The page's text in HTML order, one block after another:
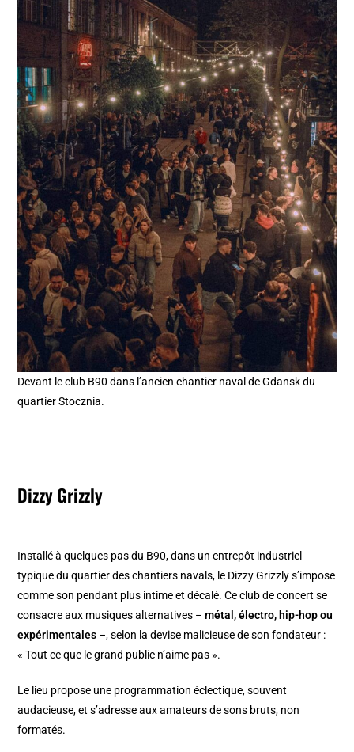
Devant le club B90 dans l’ancien chantier naval de Gdansk du
quartier Stocznia.
Dizzy Grizzly
Installé à quelques pas du B90, dans un entrepôt industriel
typique du quartier des chantiers navals, le Dizzy Grizzly s’impose
comme son pendant plus intime et décalé. Ce club de concert se
consacre aux musiques alternatives –métal, électro, hip-hop ou
expérimentales –, selon la devise malicieuse de son fondateur :
« Tout ce que le grand public n’aime pas ».
Le lieu propose une programmation éclectique, souvent
audacieuse, et s’adresse aux amateurs de sons bruts, non
formatés.